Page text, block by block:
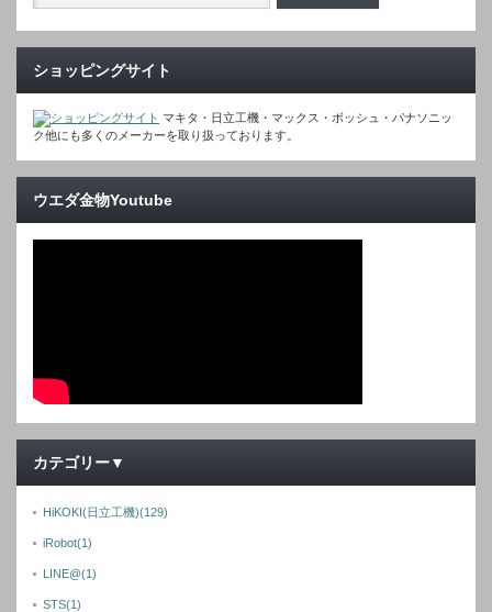
ショッピングサイト
マキタ・日立工機・マックス・ボッシュ・パナソニッ
ク他にも多くのメーカーを取り扱っております。
ウエダ金物Youtube
カテゴリー▼
HiKOKI(日立工機)(129)
iRobot(1)
LINE@(1)
STS(1)